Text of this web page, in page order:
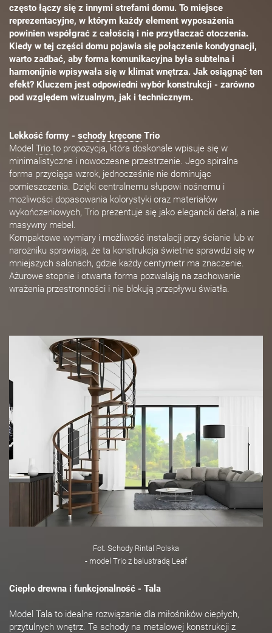
często łączy się z innymi strefami domu. To miejsce
reprezentacyjne, w którym każdy element wyposażenia
powinien współgrać z całością i nie przytłaczać otoczenia.
Kiedy w tej części domu pojawia się połączenie kondygnacji,
warto zadbać, aby forma komunikacyjna była subtelna i
harmonijnie wpisywała się w klimat wnętrza. Jak osiągnąć ten
efekt? Kluczem jest odpowiedni wybór konstrukcji - zarówno
pod względem wizualnym, jak i technicznym.
Lekkość formy - schody kręcone Trio
Model Trio to propozycja, która doskonale wpisuje się w
minimalistyczne i nowoczesne przestrzenie. Jego spiralna
forma przyciąga wzrok, jednocześnie nie dominując
pomieszczenia. Dzięki centralnemu słupowi nośnemu i
możliwości dopasowania kolorystyki oraz materiałów
wykończeniowych, Trio prezentuje się jako elegancki detal, a nie
masywny mebel.
Kompaktowe wymiary i możliwość instalacji przy ścianie lub w
narożniku sprawiają, że ta konstrukcja świetnie sprawdzi się w
mniejszych salonach, gdzie każdy centymetr ma znaczenie.
Ażurowe stopnie i otwarta forma pozwalają na zachowanie
wrażenia przestronności i nie blokują przepływu światła.
Fot. Schody Rintal Polska
- model Trio z balustradą Leaf
Ciepło drewna i funkcjonalność - Tala
Model Tala to idealne rozwiązanie dla miłośników ciepłych,
przytulnych wnętrz. Te schody na metalowej konstrukcji z